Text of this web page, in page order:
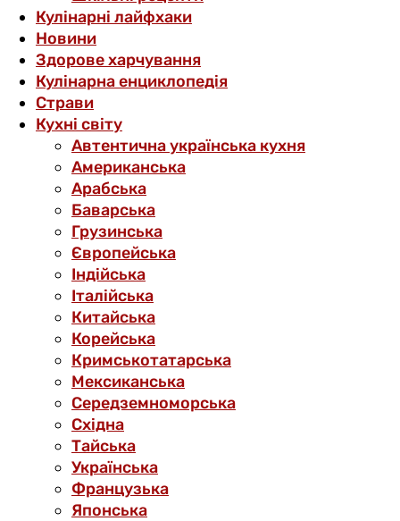
Кулінарні лайфхаки
Новини
Здорове харчування
Кулінарна енциклопедія
Страви
Кухні світу
Автентична українська кухня
Американська
Арабська
Баварська
Грузинська
Європейська
Індійська
Італійська
Китайська
Корейська
Кримськотатарська
Мексиканська
Середземноморська
Східна
Тайська
Українська
Французька
Японська